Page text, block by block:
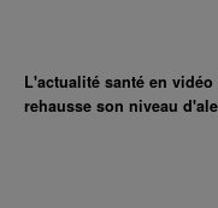
L'actualité santé en
rehausse son niveau